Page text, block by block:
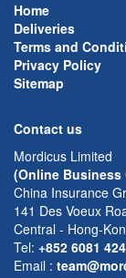
Home
Deliveries
Terms and
Privacy Policy
Sitemap
Contact us
Mordicus Limited
(Online Business
China Insurance
141 Des Voeux
Central - Hong-
Tel: +852 6081
Email :